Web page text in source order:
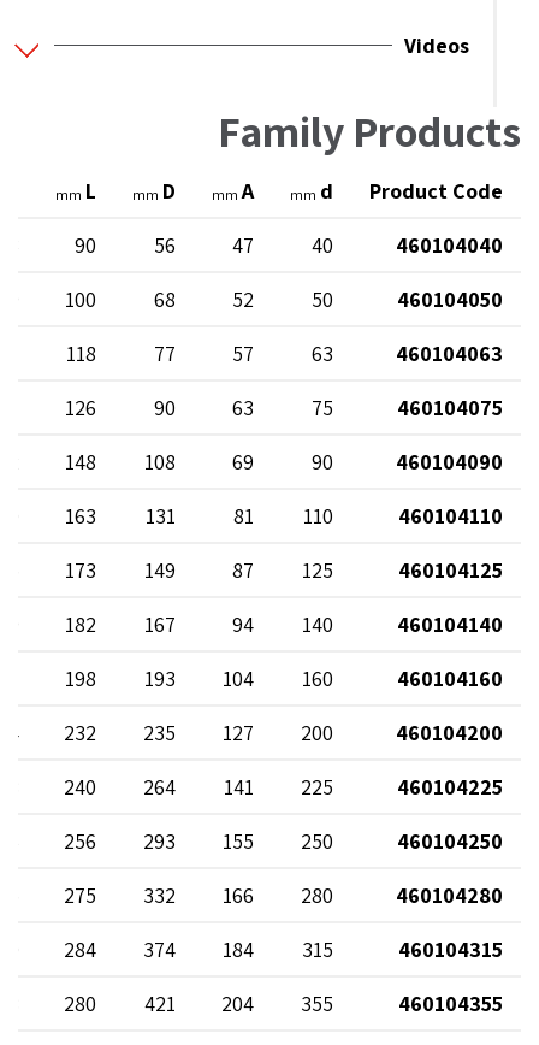
Videos
Family Products
Product Code
d
mm
A
mm
D
mm
L
mm
460104040
40
47
56
90
460104050
50
52
68
100
460104063
63
57
77
118
460104075
75
63
90
126
460104090
90
69
108
148
460104110
110
81
131
163
460104125
125
87
149
173
460104140
140
94
167
182
460104160
160
104
193
198
460104200
200
127
235
232
460104225
225
141
264
240
460104250
250
155
293
256
460104280
280
166
332
275
460104315
315
184
374
284
460104355
355
204
421
280